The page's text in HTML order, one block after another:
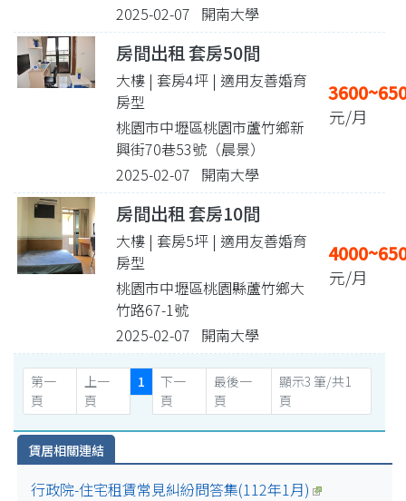
2025-02-07 開南大學
房間出租 套房50間
大樓 | 套房4坪 | 適用友善婚育
房型
桃園市中壢區桃園市蘆竹鄉新
興街70巷53號（晨景）
2025-02-07 開南大學
元/月
房間出租 套房10間
大樓 | 套房5坪 | 適用友善婚育
房型
桃園市中壢區桃園縣蘆竹鄉大
竹路67-1號
2025-02-07 開南大學
元/月
第一
頁
上一
頁
1
下一
頁
最後一
頁
顯示3 筆/共1
頁
賃居相關連結
行政院-住宅租賃常見糾紛問答集(112年1月)